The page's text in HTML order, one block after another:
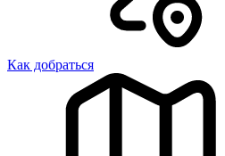
Как добраться